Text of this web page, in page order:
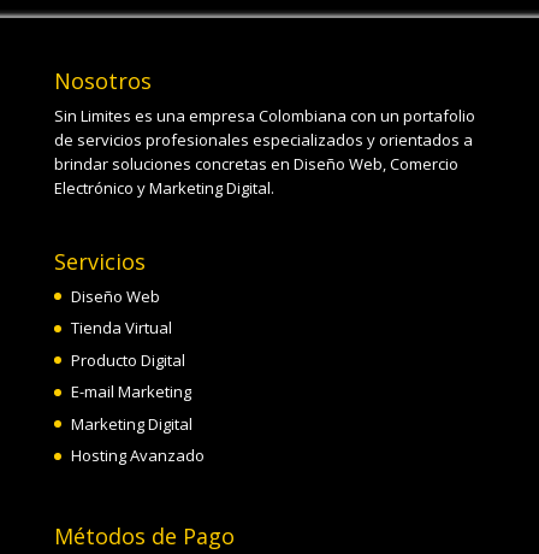
Nosotros
Sin Limites es una empresa Colombiana con un portafolio
de servicios profesionales especializados y orientados a
brindar soluciones concretas en Diseño Web, Comercio
Electrónico y Marketing Digital.
Servicios
Diseño Web
Tienda Virtual
Producto Digital
E-mail Marketing
Marketing Digital
Hosting Avanzado
Métodos de Pago